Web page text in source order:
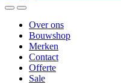
OpenClose
Over ons
Bouwshop
Merken
Contact
Offerte
Sale